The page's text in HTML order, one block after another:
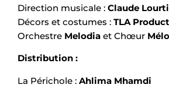
Direction musicale : Claude
Décors et costumes : TLA
Orchestre Melodia et Chœur
Distribution :
La Périchole : Ahlima Mhamdi